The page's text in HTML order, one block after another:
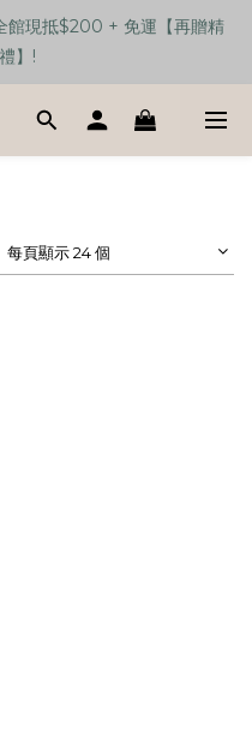
館現抵$200 + 免運【再贈精
】!
館現抵$200 + 免運【再贈精
】!
機支架伸縮三合一數據線💕
現抵$200 + 免運【再贈精
每頁顯示 24 個